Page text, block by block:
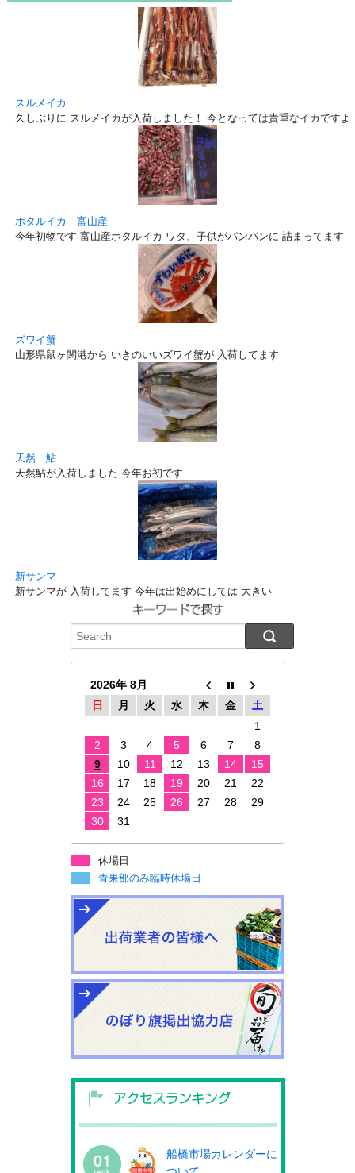
スルメイカ
久しぶりに スルメイカが入荷しました！ 今となっては貴重なイカですよ
ホタルイカ 富山産
今年初物です 富山産ホタルイカ ワタ、子供がパンパンに 詰まってます！
ズワイ蟹
山形県鼠ヶ関港から いきのいいズワイ蟹が 入荷してます
天然 鮎
天然鮎が入荷しました 今年お初です
新サンマ
新サンマが 入荷してます 今年は出始めにしては 大きい
2026年 8月
日
月 火 水 木 金
土
1
2
3 4 5 6 7
8
9
10 11 12 13 14
15
16
17 18 19 20 21
22
23
24 25 26 27 28
29
30
31
休場日
青果部のみ臨時休場日
船橋市場カレンダーに